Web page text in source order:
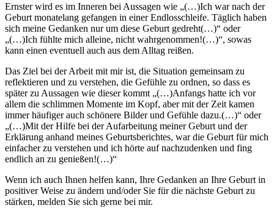
Ernster wird es im Inneren bei Aussagen wie „(…)Ich war nach der
Geburt monatelang gefangen in einer Endlosschleife. Täglich haben
sich meine Gedanken nur um diese Geburt gedreht(…)“ oder
„(…)Ich fühlte mich alleine, nicht wahrgenommen!(…)“, sowas
kann einen eventuell auch aus dem Alltag reißen.
Das Ziel bei der Arbeit mit mir ist, die Situation gemeinsam zu
reflektieren und zu verstehen, die Gefühle zu ordnen, so dass es
später zu Aussagen wie dieser kommt „(…)Anfangs hatte ich vor
allem die schlimmen Momente im Kopf, aber mit der Zeit kamen
immer häufiger auch schönere Bilder und Gefühle dazu.(…)“ oder
„(…)Mit der Hilfe bei der Aufarbeitung meiner Geburt und der
Erklärung anhand meines Geburtsberichtes, war die Geburt für mich
einfacher zu verstehen und ich hörte auf nachzudenken und fing
endlich an zu genießen!(…)“
Wenn ich auch Ihnen helfen kann, Ihre Gedanken an Ihre Geburt in
positiver Weise zu ändern und/oder Sie für die nächste Geburt zu
stärken, melden Sie sich gerne bei mir.